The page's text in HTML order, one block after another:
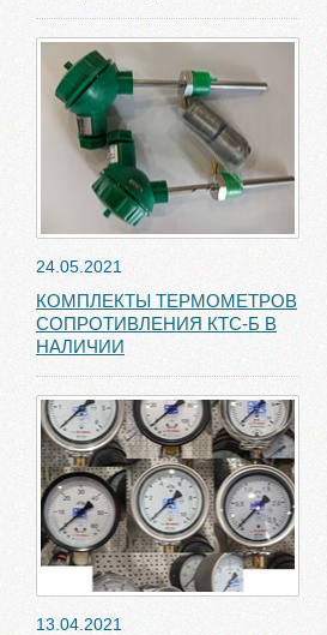
24.05.2021
КОМПЛЕКТЫ ТЕРМОМЕТРОВ
СОПРОТИВЛЕНИЯ КТС-Б В
НАЛИЧИИ
13.04.2021